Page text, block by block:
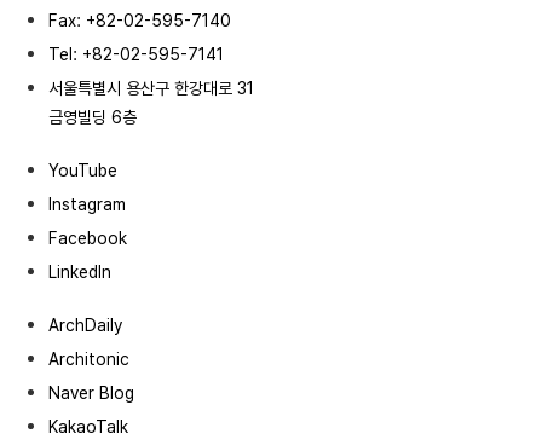
Fax: +82-02-595-7140
Tel: +82-02-595-7141
서울특별시 용산구 한강대로 31
금영빌딩 6층
YouTube
Instagram
Facebook
LinkedIn
ArchDaily
Architonic
Naver Blog
KakaoTalk